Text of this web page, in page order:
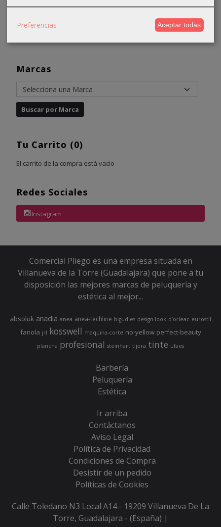
Marcas
Tu Carrito (0)
El carrito de la compra está vacío
Redes Sociales
Instagram
Comercial Pliego es una empresa situada en
Villanueva de la Torre (Guadalajara) que pone a tu
disposición las mejores marcas de peluquería y
estética al mejor...
absoluk anadia anea anea-techline bigudies design-look d’orleac eurostil
fanola jrl kosswell maquina-corte no-yellow perfect-beauty
plancha profesional steinhart tijera tinte ufaes
Barbería
Peluquería
Estética
Ir arriba
Contáctanos
Aviso Legal
Política de Privacidad
Condiciones de Compra
Desistir de un pedido
Políticas de Cookies
Calle Toledano N3 Local A14 - 19209 Villanueva De La
Torre, Guadalajara - (España) |
Preferencias Aceptar todas